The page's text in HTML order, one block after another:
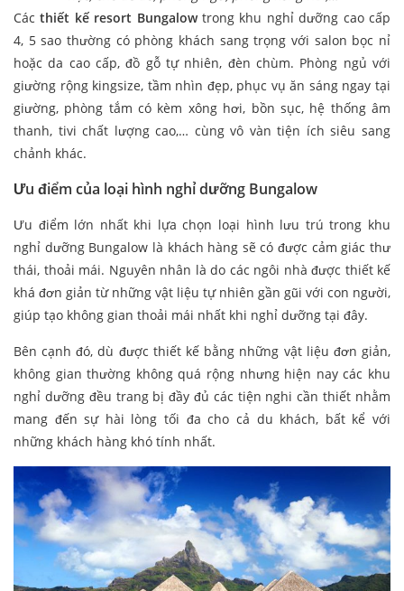
Các thiết kế resort Bungalowtrong khu nghỉ dưỡng cao cấp
4, 5 sao thường có phòng khách sang trọng với salon bọc nỉ
hoặc da cao cấp, đồ gỗ tự nhiên, đèn chùm. Phòng ngủ với
giường rộng kingsize, tầm nhìn đẹp, phục vụ ăn sáng ngay tại
giường, phòng tắm có kèm xông hơi, bồn sục, hệ thống âm
thanh, tivi chất lượng cao,… cùng vô vàn tiện ích siêu sang
chảnh khác.
Ưu điểm của loại hình nghỉ dưỡng Bungalow
Ưu điểm lớn nhất khi lựa chọn loại hình lưu trú trong khu
nghỉ dưỡng Bungalow là khách hàng sẽ có được cảm giác thư
thái, thoải mái. Nguyên nhân là do các ngôi nhà được thiết kế
khá đơn giản từ những vật liệu tự nhiên gần gũi với con người,
giúp tạo không gian thoải mái nhất khi nghỉ dưỡng tại đây.
Bên cạnh đó, dù được thiết kế bằng những vật liệu đơn giản,
không gian thường không quá rộng nhưng hiện nay các khu
nghỉ dưỡng đều trang bị đầy đủ các tiện nghi cần thiết nhằm
mang đến sự hài lòng tối đa cho cả du khách, bất kể với
những khách hàng khó tính nhất.